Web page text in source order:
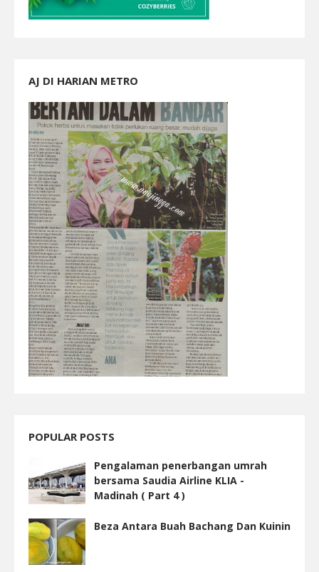
AJ DI HARIAN METRO
POPULAR POSTS
Pengalaman penerbangan umrah
bersama Saudia Airline KLIA -
Madinah ( Part 4 )
Beza Antara Buah Bachang Dan Kuinin